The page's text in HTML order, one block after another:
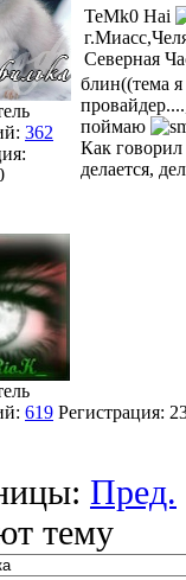
362
TeMk0 Hai
Северная
блин((тема
поймаю
Как
делается,
619 Регистрация:
Пред.
тему